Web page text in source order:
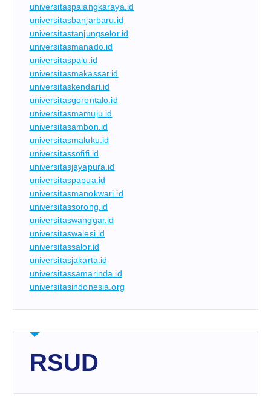
universitaspalangkaraya.id
universitasbanjarbaru.id
universitastanjungselor.id
universitasmanado.id
universitaspalu.id
universitasmakassar.id
universitaskendari.id
universitasgorontalo.id
universitasmamuju.id
universitasambon.id
universitasmaluku.id
universitassofifi.id
universitasjayapura.id
universitaspapua.id
universitasmanokwari.id
universitassorong.id
universitaswanggar.id
universitaswalesi.id
universitassalor.id
universitasjakarta.id
universitassamarinda.id
universitasindonesia.org
RSUD